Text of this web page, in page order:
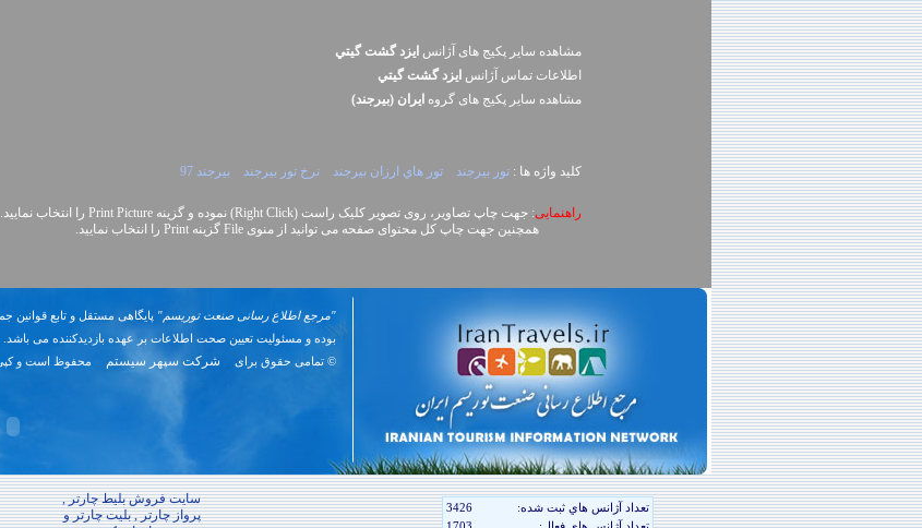
مشاهده سایر پکیج های آژانس ايزد گشت گيتي
اطلاعات تماس آژانس ايزد گشت گيتي
مشاهده سایر پکيج های گروه ايران (بيرجند)
کلید واژه ها : تور بيرجند تور هاي ارزان بيرجند نرخ تور بيرجند بيرجند 97
راهنمایی: جهت چاپ تصاویر، روی تصویر کلیک راست (Right Click) نموده و گزینه Print Picture را انتخاب نمایید.
همچنین جهت چاپ کل محتوای صفحه می توانید از منوی File گزینه Print را انتخاب نمایید.
"مرجع اطلاع رسانی صنعت توریسم" پایگاهی مستقل و تابع قوانین
بوده و مسئوليت تعیین صحت اطلاعات بر عهده بازدیدکننده می باشد.
© تمامی حقوق برای
شرکت سپهر سیستم محفوظ است و
سایت فروش بلیط چارتر ,
پرواز چارتر , بلیت چارتر و
3426
تعداد آژانس هاي ثبت شده: